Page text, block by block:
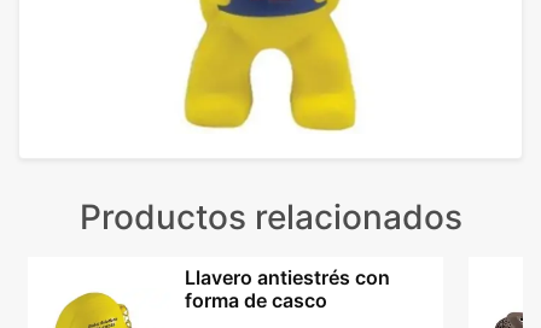
Productos relacionados
Llavero antiestrés con
forma de casco